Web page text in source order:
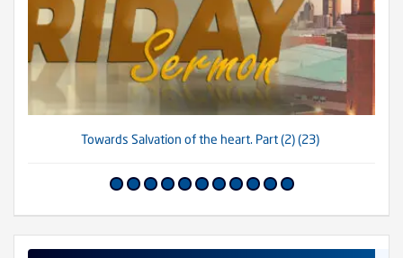
(23) Towards Salvation of the heart. Part (2)